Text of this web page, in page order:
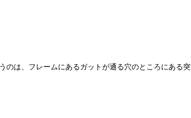
のは、フレームにあるガットが通る穴のところにある突